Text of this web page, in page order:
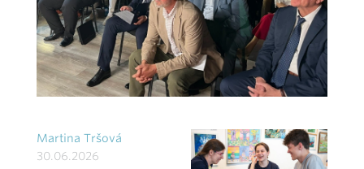
Martina Tršová
30.06.2026